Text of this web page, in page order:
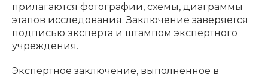
прилагаются фотографии, схемы, диаграммы
этапов исследования. Заключение заверяется
подписью эксперта и штампом экспертного
учреждения.
Экспертное заключение, выполненное в